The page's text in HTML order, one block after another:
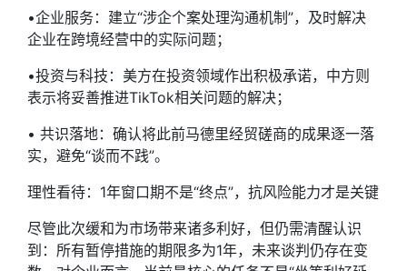
•企业服务：建立“涉企个案处理沟通机制”，及时解决
企业在跨境经营中的实际问题；
•投资与科技：美方在投资领域作出积极承诺，中方则
表示将妥善推进TikTok相关问题的解决；
• 共识落地：确认将此前马德里经贸磋商的成果逐一落
实，避免“谈而不践”。
理性看待：1年窗口期不是“终点”，抗风险能力才是关键
尽管此次缓和为市场带来诸多利好，但仍需清醒认识
到：所有暂停措施的期限多为1年，未来谈判仍存在变